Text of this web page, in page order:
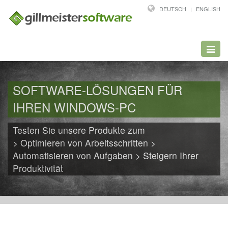
DEUTSCH ENGLISH
SOFTWARE-LÖSUNGEN FÜR
IHREN WINDOWS-PC
Testen Sie unsere Produkte zum
> Optimieren von Arbeitsschritten >
Automatisieren von Aufgaben > Steigern Ihrer
Produktivität